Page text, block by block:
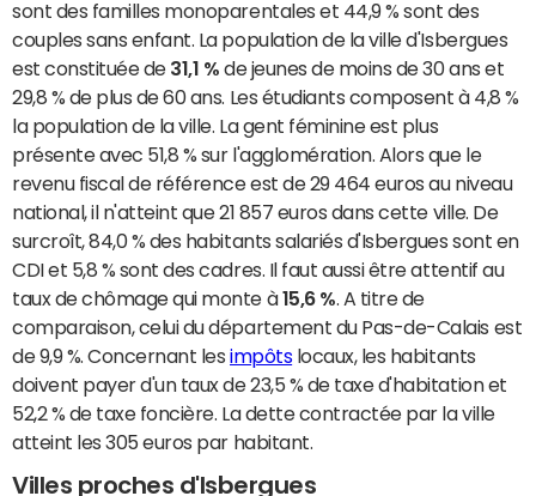
sont des familles monoparentales et 44,9 % sont des
couples sans enfant. La population de la ville d'Isbergues
est constituée de 31,1 % de jeunes de moins de 30 ans et
29,8 % de plus de 60 ans. Les étudiants composent à 4,8 %
la population de la ville. La gent féminine est plus
présente avec 51,8 % sur l'agglomération. Alors que le
revenu fiscal de référence est de 29 464 euros au niveau
national, il n'atteint que 21 857 euros dans cette ville. De
surcroît, 84,0 % des habitants salariés d'Isbergues sont en
CDI et 5,8 % sont des cadres. Il faut aussi être attentif au
taux de chômage qui monte à15,6 % . A titre de
comparaison, celui du département du Pas-de-Calais est
de 9,9 %. Concernant lesimpôtslocaux, les habitants
doivent payer d'un taux de 23,5 % de taxe d'habitation et
52,2 % de taxe foncière. La dette contractée par la ville
atteint les 305 euros par habitant.
Villes proches d'Isbergues